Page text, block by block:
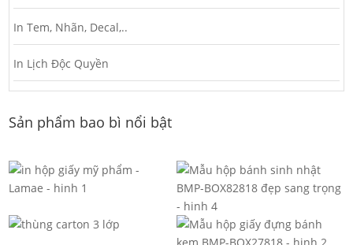
In Tem, Nhãn, Decal,..
In Lịch Độc Quyền
Sản phẩm bao bì nổi bật